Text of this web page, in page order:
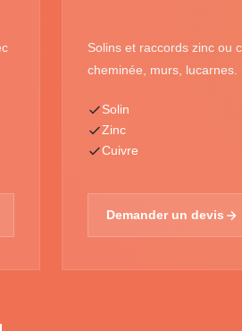
Solins et raccords zinc ou
cheminée, murs, lucarnes.
Solin
Zinc
Cuivre
Demander un devis